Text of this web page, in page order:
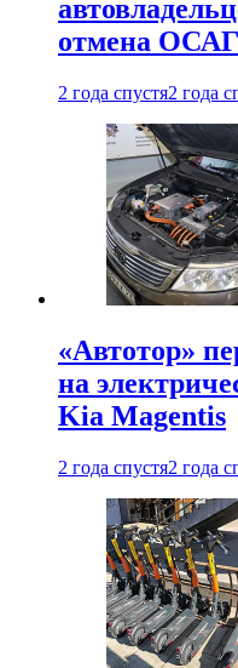
отмена
2 года спустя2 года
«Автотор»
на
Kia Magentis
2 года спустя2 года